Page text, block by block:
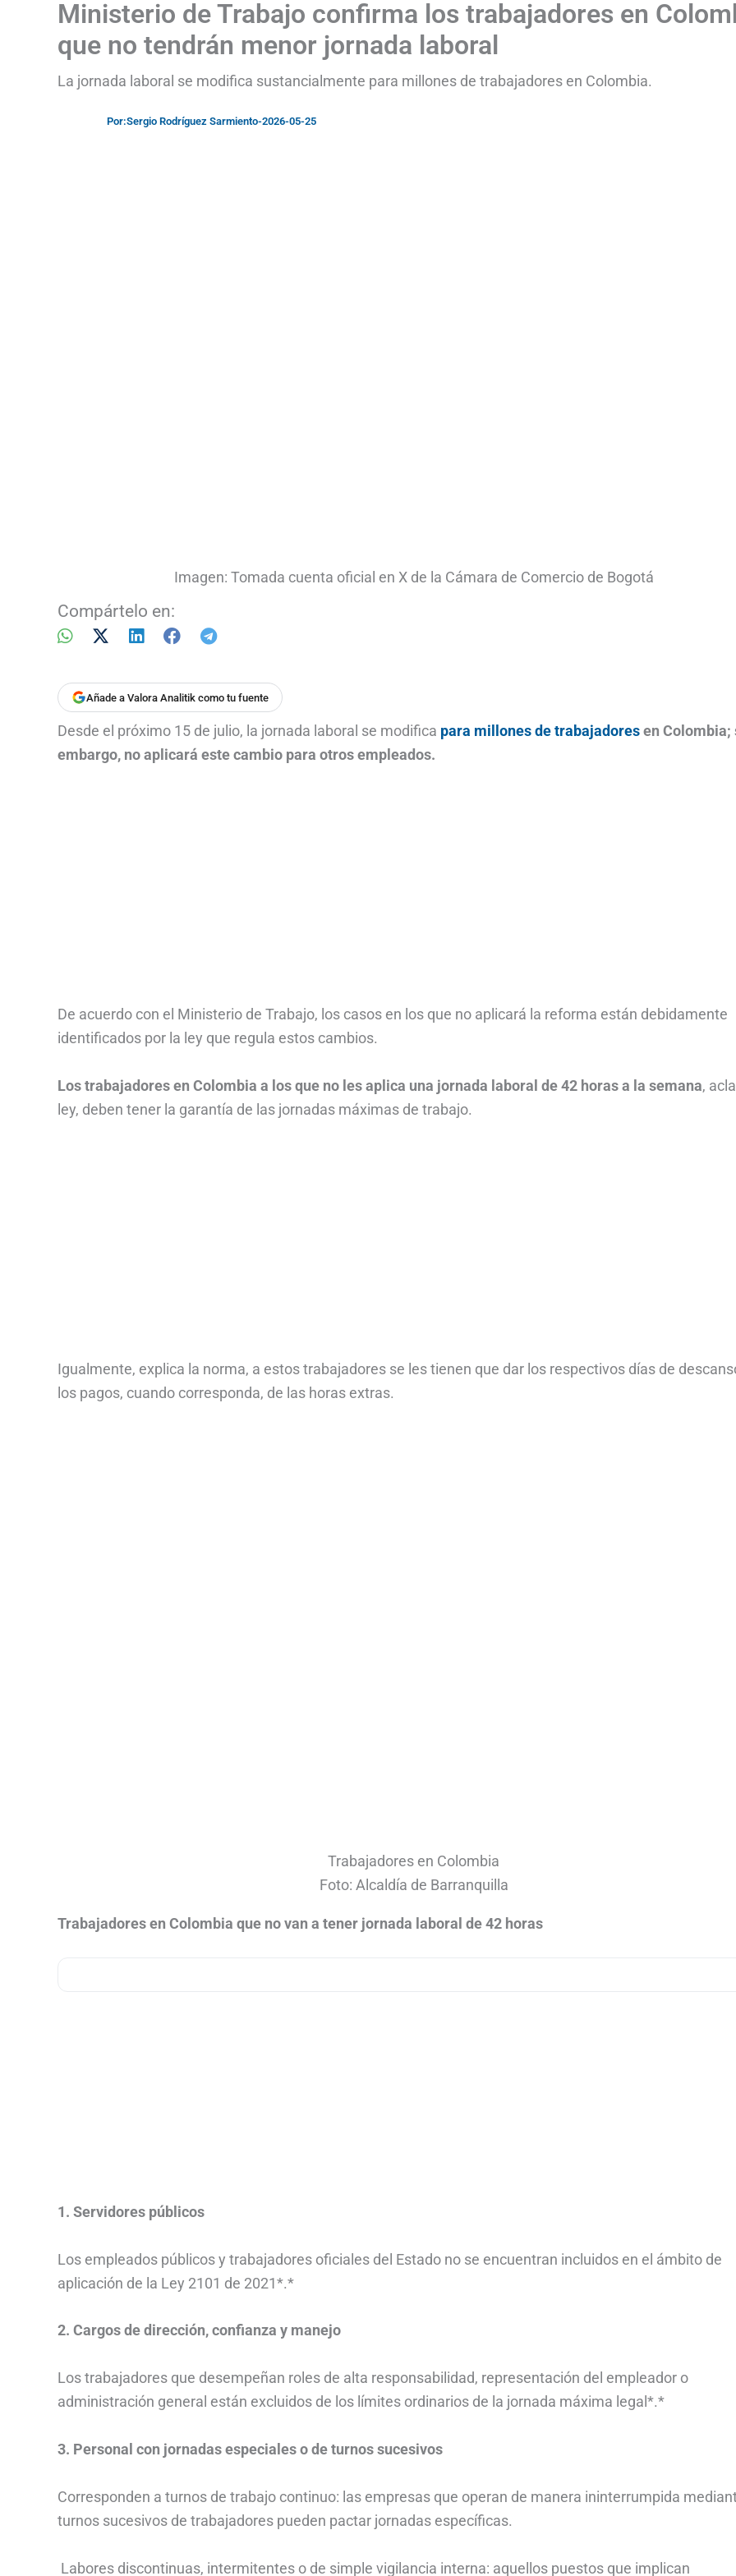
Ministerio de Trabajo confirma los trabajadores en
que no tendrán menor jornada laboral
La jornada laboral se modifica sustancialmente para millones de trabajadores en Colombia.
Por:Sergio Rodríguez Sarmiento-2026-05-25
Imagen: Tomada cuenta oficial en X de la Cámara de Comercio de Bogotá
Compártelo en:
Añade a Valora Analitik como tu fuente
Desde el próximo 15 de julio, la jornada laboral se modifica para millones de trabajadoresen Colombia;
embargo, no aplicará este cambio para otros empleados.
De acuerdo con el Ministerio de Trabajo, los casos en los que no aplicará la reforma están debidamente
identificados por la ley que regula estos cambios.
Los trabajadores en Colombia a los que no les aplica una jornada laboral de 42 horas a la semana,
ley, deben tener la garantía de las jornadas máximas de trabajo.
Igualmente, explica la norma, a estos trabajadores se les tienen que dar los respectivos días de
los pagos, cuando corresponda, de las horas extras.
Trabajadores en Colombia
Foto: Alcaldía de Barranquilla
Trabajadores en Colombia que no van a tener jornada laboral de 42 horas
1. Servidores públicos
Los empleados públicos y trabajadores oficiales del Estado no se encuentran incluidos en el ámbito de
aplicación de la Ley 2101 de 2021*.*
2. Cargos de dirección, confianza y manejo
Los trabajadores que desempeñan roles de alta responsabilidad, representación del empleador o
administración general están excluidos de los límites ordinarios de la jornada máxima legal*.*
3. Personal con jornadas especiales o de turnos sucesivos
Corresponden a turnos de trabajo continuo: las empresas que operan de manera ininterrumpida
turnos sucesivos de trabajadores pueden pactar jornadas específicas.
Labores discontinuas, intermitentes o de simple vigilancia interna: aquellos puestos que implican